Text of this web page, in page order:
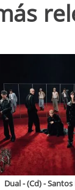
Dual - (Cd) -